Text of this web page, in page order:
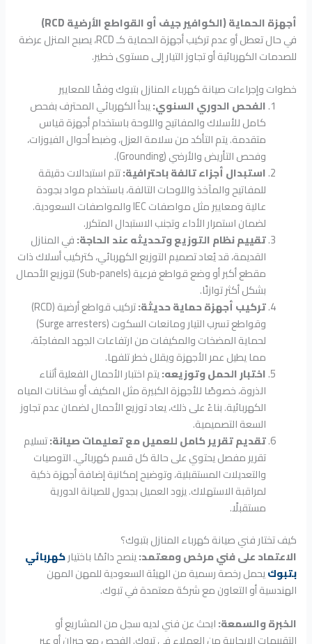
أجهزة الحماية (الكوافير جيف أو القواطع الأرضية RCD)
في حال تعطل أو عدم تركيب أجهزة الحماية كـ RCD، يصبح المنزل عرضة
للصدمات الكهربائية أو تجاوز التيار إلى مستوى خطير.
خطوات وإجراءات صيانة كهرباء المنازل بتبوك وفقًا للمعايير
الفحص الدوري السنوي:يبدأ الكهربائي المحترف بفحص
كامل للأسلاك والمفاتيح واللوحة باستخدام أجهزة قياس
متقدمة. يتم التأكد من سلامة العزل، وضبط أحوال الفيوزات،
وفحص التأريض والأرضي (Grounding).
استبدال أجزاء تالفة باحترافية:تتم استبدالات دقيقة
للمفاتيح والمآخذ واللوحات التالفة، باستخدام مواد بجودة
عالية ومعايير مثل مواصفات IEC والمواصفات السعودية.
لضمان استمرار الأداء وتجنب الاستبدال المتكرر.
تقييم نظام التوزيع وتحديثه عند الحاجة:في المنازل
القديمة، قد يُعاد تصميم التوزيع الكهربائي، كتركيب أسلاك ذات
مقطع أكبر أو وضع قواطع فرعية (Sub‑panels) لتوزيع الأحمال
بشكل أكثر توازنًا.
تركيب أجهزة حماية حديثة:
تركيب قواطع أرضية (RCD)
وقواطع تسرب التيار ومانعات السكوت (Surge arresters)
لحماية المضخات والمكيفات من ارتفاعات الجهد المفاجئة،
مما يطيل عمر الأجهزة ويقلل خطر تلفها.
اختبار الحمل وتوزيعه:يتم اختبار الأحمال الفعلية أثناء
الذروة، خصوصًا للأجهزة الكبيرة مثل المكيف أو سخانات المياه
الكهربائية. بناءً على ذلك، يعاد توزيع الأحمال لضمان عدم تجاوز
السعة التصميمية.
تقديم تقرير كامل للعميل مع تعليمات صيانة:تسليم
تقرير مفصل يحتوي على حالة كل قسم كهربائي. التوصيات
والتعديلات المستقبلية، وتوضيح إمكانية إضافة أجهزة ذكية
لمراقبة الاستهلاك. يزود العميل بجدول للصيانة الدورية
مستقبلًا.
كيف تختار فني صيانة كهرباء المنازل بتبوك؟
الاعتماد على فني مرخص ومعتمد:ينصح دائمًا باختياركهربائي
بتبوكيحمل رخصة رسمية من الهيئة السعودية للمهن المهن
الهندسية أو التعاون مع شركة معتمدة في تبوك.
الخبرة والسمعة:ابحث عن فني لديه سجل من المشاريع أو
التقييمات الإيجابية من العملاء في تبوك. الفحص مع جيران أو عبر